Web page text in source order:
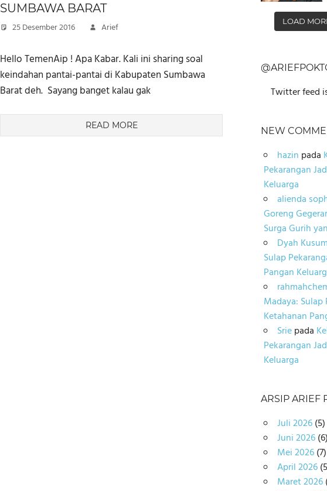
SUMBAWA BARAT
25 Desember 2016 Arief
Hello TemenAip ! Apa Kabar. Kali ini sharing soal
keindahan pantai-pantai di Kabupaten Sumbawa
Barat deh. Sayang banget kalau gak
READ MORE
LOAD
Twitter feed
NEW
hazin pada
Pekarangan
Keluarga
alienda
Goreng
Surga Gurih
Dyah
Sulap
Pangan
Madaya: Sulap
Ketahanan
Sriepada
Pekarangan
Keluarga
ARSIP ARIEF
Juli 2026(5)
Juni 2026(6)
Mei 2026(7)
April 2026
Maret 2026